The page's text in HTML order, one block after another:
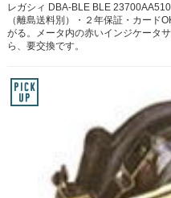
レガシィ DBA-BLE BLE
（離島送料別）・２年保証・カード
がる。メータ内の赤いインジケータ
ら、要交換です。